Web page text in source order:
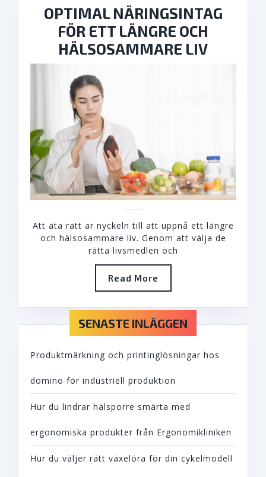
OPTIMAL NÄRINGSINTAG
FÖR ETT LÄNGRE OCH
HÄLSOSAMMARE LIV
LIV
Att äta rätt är nyckeln till att uppnå ett längre
och hälsosammare liv. Genom att välja de
rätta livsmedlen och
Read More
More
SENASTE INLÄGGEN
Produktmärkning och printinglösningar hos
domino för industriell produktion
Hur du lindrar hälsporre smärta med
ergonomiska produkter från Ergonomikliniken
Hur du väljer rätt växelöra för din cykelmodell